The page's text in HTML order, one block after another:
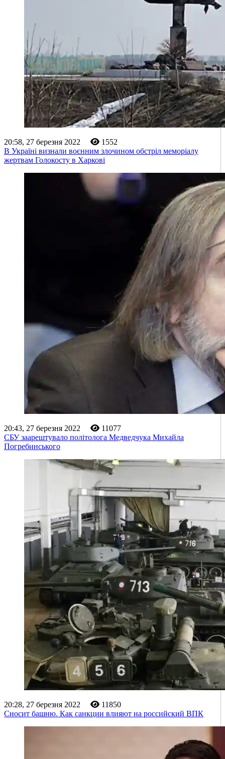
20:58, 27 березня 2022
1552
В Україні визнали воєнним злочином обстріл меморіалу
жертвам Голокосту в Харкові
20:43, 27 березня 2022
11077
СБУ заарештувало політолога Медведчука Михайла
Погребинського
20:28, 27 березня 2022
11850
Сносит башню. Как санкции влияют на российский ВПК